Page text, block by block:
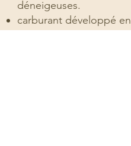
déneigeuses.
carburant développé en